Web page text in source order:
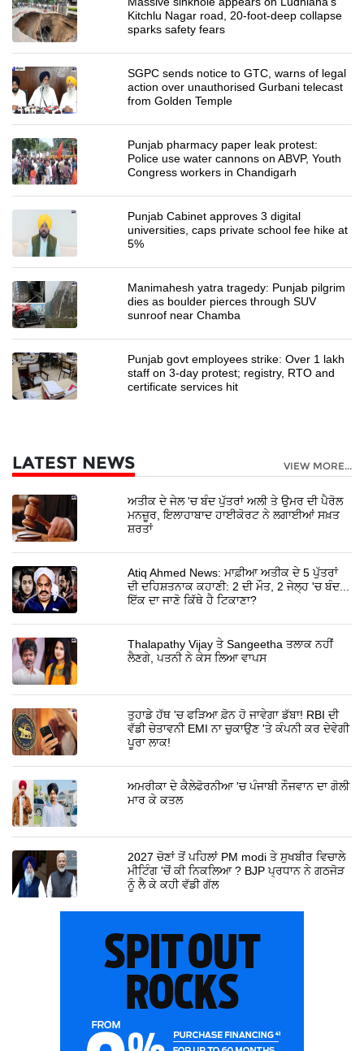
Kitchlu Nagar road, 20-foot-deep collapse
sparks safety fears
SGPC sends notice to GTC, warns of legal
action over unauthorised Gurbani telecast
from Golden Temple
Punjab pharmacy paper leak protest:
Police use water cannons on ABVP, Youth
Congress workers in Chandigarh
Punjab Cabinet approves 3 digital
universities, caps private school fee hike at
5%
Manimahesh yatra tragedy: Punjab pilgrim
dies as boulder pierces through SUV
sunroof near Chamba
Punjab govt employees strike: Over 1 lakh
staff on 3-day protest; registry, RTO and
certificate services hit
LATEST NEWS VIEW MORE...
ਅਤੀਕ ਦੇ ਜੇਲ 'ਚ ਬੰਦ ਪੁੱਤਰਾਂ ਅਲੀ ਤੇ ਉਮਰ ਦੀ ਪੈਰੋਲ
ਮਨਜ਼ੂਰ, ਇਲਾਹਾਬਾਦ ਹਾਈਕੋਰਟ ਨੇ ਲਗਾਈਆਂ ਸਖ਼ਤ
ਸ਼ਰਤਾਂ
Atiq Ahmed News: ਮਾਫ਼ੀਆ ਅਤੀਕ ਦੇ 5 ਪੁੱਤਰਾਂ
ਦੀ ਦਹਿਸ਼ਤਨਾਕ ਕਹਾਣੀ: 2 ਦੀ ਮੌਤ, 2 ਜੇਲ੍ਹ 'ਚ ਬੰਦ...
ਇੱਕ ਦਾ ਜਾਣੋ ਕਿੱਥੇ ਹੈ ਟਿਕਾਣਾ?
Thalapathy Vijay ਤੇ Sangeetha ਤਲਾਕ ਨਹੀਂ
ਲੈਣਗੇ, ਪਤਨੀ ਨੇ ਕੇਸ ਲਿਆ ਵਾਪਸ
ਤੁਹਾਡੇ ਹੱਥ 'ਚ ਫੜਿਆ ਫ਼ੋਨ ਹੋ ਜਾਵੇਗਾ ਡੱਬਾ! RBI ਦੀ
ਵੱਡੀ ਚੇਤਾਵਨੀ EMI ਨਾ ਚੁਕਾਉਣ 'ਤੇ ਕੰਪਨੀ ਕਰ ਦੇਵੇਗੀ
ਪੂਰਾ ਲਾਕ!
ਅਮਰੀਕਾ ਦੇ ਕੈਲੇਫੋਰਨੀਆ 'ਚ ਪੰਜਾਬੀ ਨੌਜਵਾਨ ਦਾ ਗੋਲੀ
ਮਾਰ ਕੇ ਕਤਲ
2027 ਚੋਣਾਂ ਤੋਂ ਪਹਿਲਾਂ PM modi ਤੇ ਸੁਖਬੀਰ ਵਿਚਾਲੇ
ਮੀਟਿੰਗ 'ਚੋਂ ਕੀ ਨਿਕਲਿਆ ? BJP ਪ੍ਰਧਾਨ ਨੇ ਗਠਜੋੜ
ਨੂੰ ਲੈ ਕੇ ਕਹੀ ਵੱਡੀ ਗੱਲ